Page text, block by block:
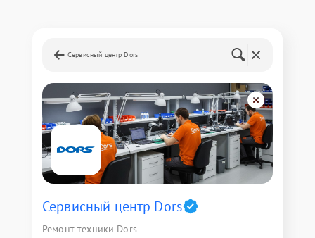
Сервисный центр Dors
Сервисный центр Dors
Ремонт техники Dors